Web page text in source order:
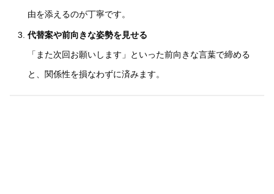
由を添えるのが丁寧です。
代替案や前向きな姿勢を見せる
「また次回お願いします」といった前向きな言葉で締める
と、関係性を損なわずに済みます。